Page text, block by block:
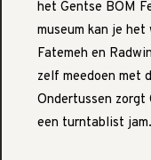
het Gentse BOM
museum kan je
Fatemeh en
zelf meedoen met
Ondertussen zorgt
een turntablist jam.